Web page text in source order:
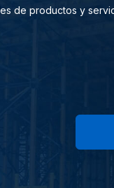
de productos y